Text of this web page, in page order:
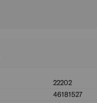
22202
46181527